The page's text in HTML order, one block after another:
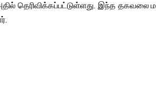
தெரிவிக்கப்பட்டுள்ளது. இந்த தகவலை